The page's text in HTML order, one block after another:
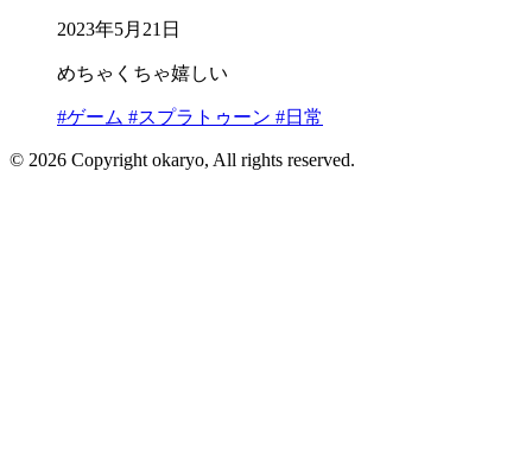
2023年5月21日
めちゃくちゃ嬉しい
#ゲーム #スプラトゥーン #日常
© 2026 Copyright okaryo, All rights reserved.